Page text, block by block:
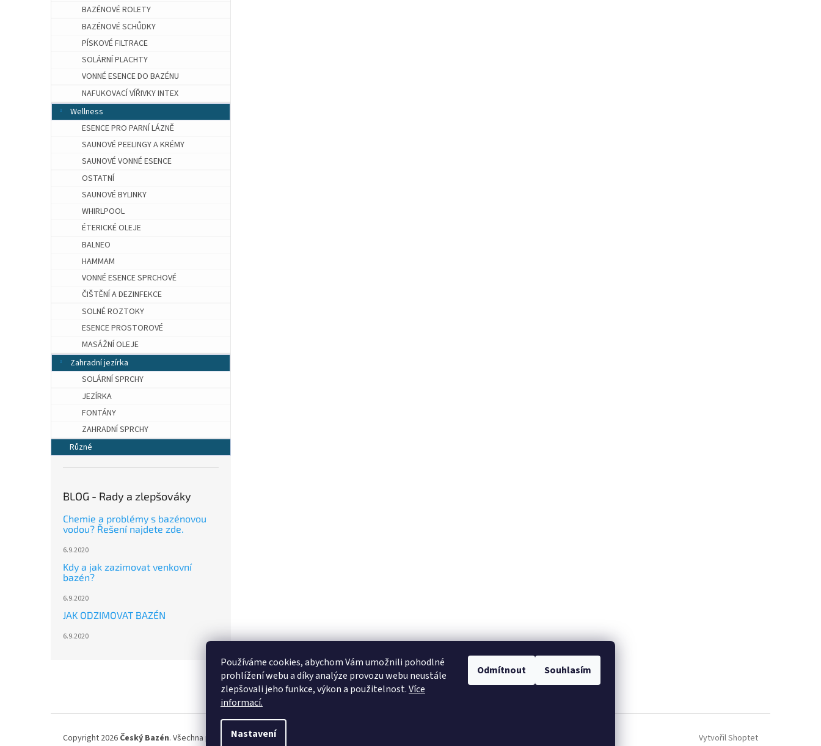
Používáme cookies, abychom Vám umožnili pohodlné
prohlížení webu a díky analýze provozu webu neustále
zlepšovali jeho funkce, výkon a použitelnost.Více
informací.
Nastavení
Odmítnout Souhlasím
BAZÉNOVÉ ROLETY
BAZÉNOVÉ SCHŮDKY
PÍSKOVÉ FILTRACE
SOLÁRNÍ PLACHTY
VONNÉ ESENCE DO BAZÉNU
NAFUKOVACÍ VÍŘIVKY INTEX
Wellness
ESENCE PRO PARNÍ LÁZNĚ
SAUNOVÉ PEELINGY A KRÉMY
SAUNOVÉ VONNÉ ESENCE
OSTATNÍ
SAUNOVÉ BYLINKY
WHIRLPOOL
ÉTERICKÉ OLEJE
BALNEO
HAMMAM
VONNÉ ESENCE SPRCHOVÉ
ČIŠTĚNÍ A DEZINFEKCE
SOLNÉ ROZTOKY
ESENCE PROSTOROVÉ
MASÁŽNÍ OLEJE
Zahradní jezírka
SOLÁRNÍ SPRCHY
JEZÍRKA
FONTÁNY
ZAHRADNÍ SPRCHY
Různé
BLOG - Rady a zlepšováky
Chemie a problémy s bazénovou
vodou? Řešení najdete zde.
6.9.2020
Kdy a jak zazimovat venkovní
bazén?
6.9.2020
JAK ODZIMOVAT BAZÉN
6.9.2020
Heureka.cz
Vytvořil Shoptet
Copyright 2026 Český Bazén. Všechna práva vyhrazena.Upravit nastavení cookies